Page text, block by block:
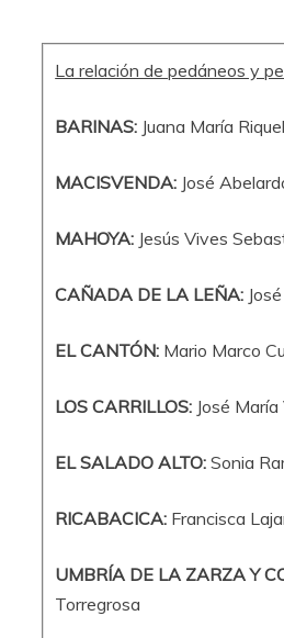
La relación de pedáneos y
BARINAS: Juana María
MACISVENDA: José
MAHOYA: Jesús Vives
CAÑADA DE LA LEÑA:
EL CANTÓN: Mario Marco
LOS CARRILLOS: José
EL SALADO ALTO:Sonia
RICABACICA: Francisca
UMBRÍA DE LA ZARZA Y
Torregrosa